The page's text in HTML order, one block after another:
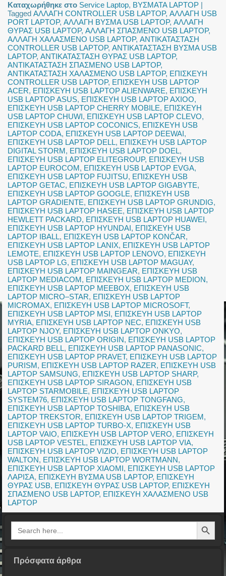
Καταχωρήθηκε στο Service Laptop, ΒΥΣΜΑΤΑ LAPTOP |
Tagged ΑΛΛΑΓΗ CONTROLLER USB LAPTOP,ΑΛΛΑΓΗ USB
PORT LAPTOP,ΑΛΛΑΓΗ ΒΥΣΜΑ USB LAPTOP,ΑΛΛΑΓΗ
ΘΥΡΑΣ USB LAPTOP,ΑΛΛΑΓΗ ΣΠΑΣΜΕΝΟ USB LAPTOP,
ΑΛΛΑΓΗ ΧΑΛΑΣΜΕΝΟ USB LAPTOP,ΑΝΤΙΚΑΤΑΣΤΑΣΗ
CONTROLLER USB LAPTOP,ΑΝΤΙΚΑΤΑΣΤΑΣΗ ΒΥΣΜΑ USB
LAPTOP,ΑΝΤΙΚΑΤΑΣΤΑΣΗ ΘΥΡΑΣ USB LAPTOP,
ΑΝΤΙΚΑΤΑΣΤΑΣΗ ΣΠΑΣΜΕΝΟ USB LAPTOP,
ΑΝΤΙΚΑΤΑΣΤΑΣΗ ΧΑΛΑΣΜΕΝΟ USB LAPTOP, ΕΠΙΣΚΕΥΗ
CONTROLLER USB LAPTOP, ΕΠΙΣΚΕΥΗ USB LAPTOP
ACER, ΕΠΙΣΚΕΥΗ USB LAPTOP ALIENWARE, ΕΠΙΣΚΕΥΗ
USB LAPTOP ASUS, ΕΠΙΣΚΕΥΗ USB LAPTOP AXIOO,
ΕΠΙΣΚΕΥΗ USB LAPTOP CHERRY MOBILE, ΕΠΙΣΚΕΥΗ
USB LAPTOP CHUWI, ΕΠΙΣΚΕΥΗ USB LAPTOP CLEVO,
ΕΠΙΣΚΕΥΗ USB LAPTOP COCONICS, ΕΠΙΣΚΕΥΗ USB
LAPTOP CODA, ΕΠΙΣΚΕΥΗ USB LAPTOP DEEWAI,
ΕΠΙΣΚΕΥΗ USB LAPTOP DELL, ΕΠΙΣΚΕΥΗ USB LAPTOP
DIGITAL STORM, ΕΠΙΣΚΕΥΗ USB LAPTOP DOEL,
ΕΠΙΣΚΕΥΗ USB LAPTOP ELITEGROUP, ΕΠΙΣΚΕΥΗ USB
LAPTOP EUROCOM, ΕΠΙΣΚΕΥΗ USB LAPTOP EVGA,
ΕΠΙΣΚΕΥΗ USB LAPTOP FUJITSU, ΕΠΙΣΚΕΥΗ USB
LAPTOP GETAC, ΕΠΙΣΚΕΥΗ USB LAPTOP GIGABYTE,
ΕΠΙΣΚΕΥΗ USB LAPTOP GOOGLE, ΕΠΙΣΚΕΥΗ USB
LAPTOP GRADIENTE, ΕΠΙΣΚΕΥΗ USB LAPTOP GRUNDIG,
ΕΠΙΣΚΕΥΗ USB LAPTOP HASEE, ΕΠΙΣΚΕΥΗ USB LAPTOP
HEWLETT PACKARD, ΕΠΙΣΚΕΥΗ USB LAPTOP HUAWEI,
ΕΠΙΣΚΕΥΗ USB LAPTOP HYUNDAI, ΕΠΙΣΚΕΥΗ USB
LAPTOP IBALL, ΕΠΙΣΚΕΥΗ USB LAPTOP KONČAR,
ΕΠΙΣΚΕΥΗ USB LAPTOP LANIX, ΕΠΙΣΚΕΥΗ USB LAPTOP
LEMOTE, ΕΠΙΣΚΕΥΗ USB LAPTOP LENOVO, ΕΠΙΣΚΕΥΗ
USB LAPTOP LG, ΕΠΙΣΚΕΥΗ USB LAPTOP MAGUAY,
ΕΠΙΣΚΕΥΗ USB LAPTOP MAINGEAR, ΕΠΙΣΚΕΥΗ USB
LAPTOP MEDIACOM, ΕΠΙΣΚΕΥΗ USB LAPTOP MEDION,
ΕΠΙΣΚΕΥΗ USB LAPTOP MEEBOX, ΕΠΙΣΚΕΥΗ USB
LAPTOP MICRO–STAR, ΕΠΙΣΚΕΥΗ USB LAPTOP
MICROMAX, ΕΠΙΣΚΕΥΗ USB LAPTOP MICROSOFT,
ΕΠΙΣΚΕΥΗ USB LAPTOP MSI, ΕΠΙΣΚΕΥΗ USB LAPTOP
MYRIA, ΕΠΙΣΚΕΥΗ USB LAPTOP NEC, ΕΠΙΣΚΕΥΗ USB
LAPTOP NJOY, ΕΠΙΣΚΕΥΗ USB LAPTOP ONKYO,
ΕΠΙΣΚΕΥΗ USB LAPTOP ORIGIN, ΕΠΙΣΚΕΥΗ USB LAPTOP
PACKARD BELL, ΕΠΙΣΚΕΥΗ USB LAPTOP PANASONIC,
ΕΠΙΣΚΕΥΗ USB LAPTOP PRAVET, ΕΠΙΣΚΕΥΗ USB LAPTOP
PURISM, ΕΠΙΣΚΕΥΗ USB LAPTOP RAZER, ΕΠΙΣΚΕΥΗ USB
LAPTOP SAMSUNG, ΕΠΙΣΚΕΥΗ USB LAPTOP SHARP,
ΕΠΙΣΚΕΥΗ USB LAPTOP SIRAGON, ΕΠΙΣΚΕΥΗ USB
LAPTOP STARMOBILE, ΕΠΙΣΚΕΥΗ USB LAPTOP
SYSTEM76, ΕΠΙΣΚΕΥΗ USB LAPTOP TONGFANG,
ΕΠΙΣΚΕΥΗ USB LAPTOP TOSHIBA, ΕΠΙΣΚΕΥΗ USB
LAPTOP TREKSTOR, ΕΠΙΣΚΕΥΗ USB LAPTOP TRIGEM,
ΕΠΙΣΚΕΥΗ USB LAPTOP TURBO-X, ΕΠΙΣΚΕΥΗ USB
LAPTOP VAIO, ΕΠΙΣΚΕΥΗ USB LAPTOP VERO, ΕΠΙΣΚΕΥΗ
USB LAPTOP VESTEL, ΕΠΙΣΚΕΥΗ USB LAPTOP VIA,
ΕΠΙΣΚΕΥΗ USB LAPTOP VIZIO, ΕΠΙΣΚΕΥΗ USB LAPTOP
WALTON, ΕΠΙΣΚΕΥΗ USB LAPTOP WORTMANN,
ΕΠΙΣΚΕΥΗ USB LAPTOP XIAOMI, ΕΠΙΣΚΕΥΗ USB LAPTOP
ΛΑΡΙΣΑ, ΕΠΙΣΚΕΥΗ ΒΥΣΜΑ USB LAPTOP, ΕΠΙΣΚΕΥΗ
ΘΥΡΑΣ USB, ΕΠΙΣΚΕΥΗ ΘΥΡΑΣ USB LAPTOP, ΕΠΙΣΚΕΥΗ
ΣΠΑΣΜΕΝΟ USB LAPTOP, ΕΠΙΣΚΕΥΗ ΧΑΛΑΣΜΕΝΟ USB
LAPTOP
Search
for:
Search Button
Πρόσφατα άρθρα